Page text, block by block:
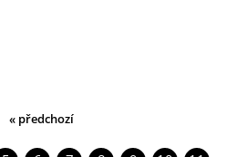
« předchozí